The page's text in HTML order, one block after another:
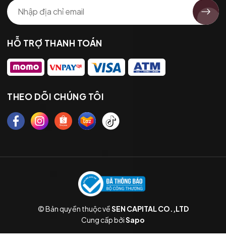
HỖ TRỢ THANH TOÁN
THEO DÕI CHÚNG TÔI
© Bản quyền thuộc vềSEN CAPITAL CO.,LTD
Cung cấp bởiSapo